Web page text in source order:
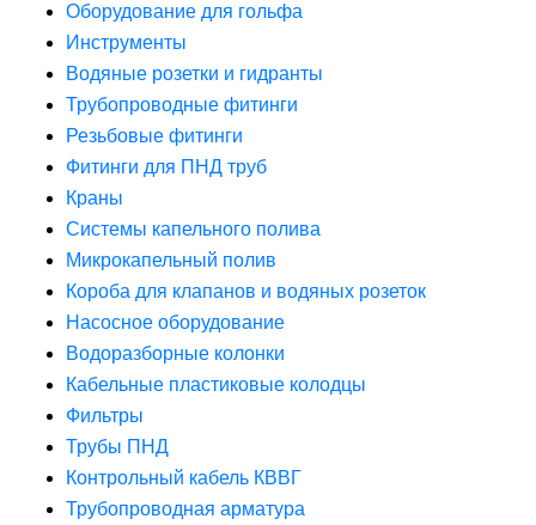
Оборудование для гольфа
Инструменты
Водяные розетки и гидранты
Трубопроводные фитинги
Резьбовые фитинги
Фитинги для ПНД труб
Краны
Системы капельного полива
Микрокапельный полив
Короба для клапанов и водяных розеток
Насосное оборудование
Водоразборные колонки
Кабельные пластиковые колодцы
Фильтры
Трубы ПНД
Контрольный кабель КВВГ
Трубопроводная арматура